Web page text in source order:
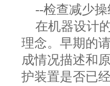
--检查减少
在机器设计
理念。早期的
成情况描述和
护装置是否已